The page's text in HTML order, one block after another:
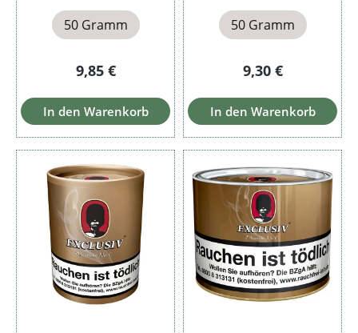
50 Gramm
Regulärer Preis:
9,85 €
In den Warenkorb
50 Gramm
Regulärer Preis:
9,30 €
In den Warenkorb